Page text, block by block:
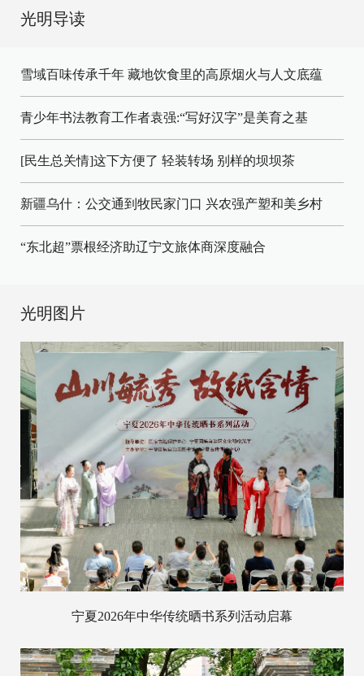
光明导读
雪域百味传承千年 藏地饮食里的高原烟火与人文底蕴
青少年书法教育工作者袁强:“写好汉字”是美育之基
[民生总关情]这下方便了 轻装转场 别样的坝坝茶
新疆乌什：公交通到牧民家门口 兴农强产塑和美乡村
“东北超”票根经济助辽宁文旅体商深度融合
光明图片
宁夏2026年中华传统晒书系列活动启幕